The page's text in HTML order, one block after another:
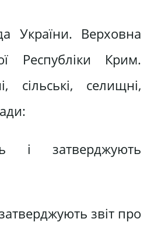
України. Верховна
Республіки Крим.
сільські, селищні,
і затверджують
звіт про